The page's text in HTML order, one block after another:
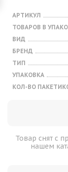
АРТИКУЛ
ТОВАРОВ В
ВИД
БРЕНД
ТИП
УПАКОВКА
КОЛ-ВО
Товар снят с
нашем